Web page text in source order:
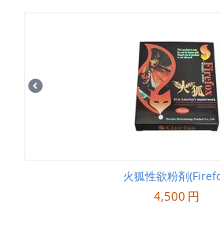
火狐性欲粉剤
4,500 円